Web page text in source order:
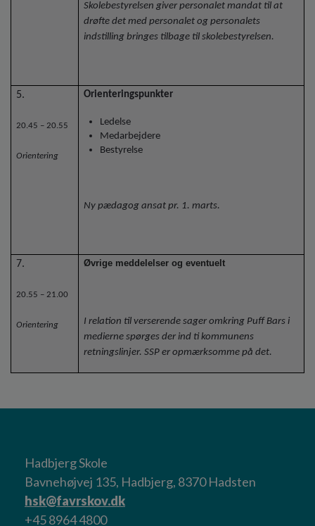
Skolebestyrelsen giver personalet mandat til at
drøfte det med personalet og personalets
indstilling bringes tilbage til skolebestyrelsen.
5.
20.45 – 20.55
Orientering
Orienteringspunkter
Ledelse
Medarbejdere
Bestyrelse
Ny pædagog ansat pr. 1. marts.
7.
20.55 – 21.00
Orientering
Øvrige meddelelser og eventuelt
I relation til verserende sager omkring Puff Bars i
medierne spørges der ind ti kommunens
retningslinjer. SSP er opmærksomme på det.
Hadbjerg Skole
Bavnehøjvej 135, Hadbjerg, 8370 Hadsten
hsk@favrskov.dk
+45 8964 4800